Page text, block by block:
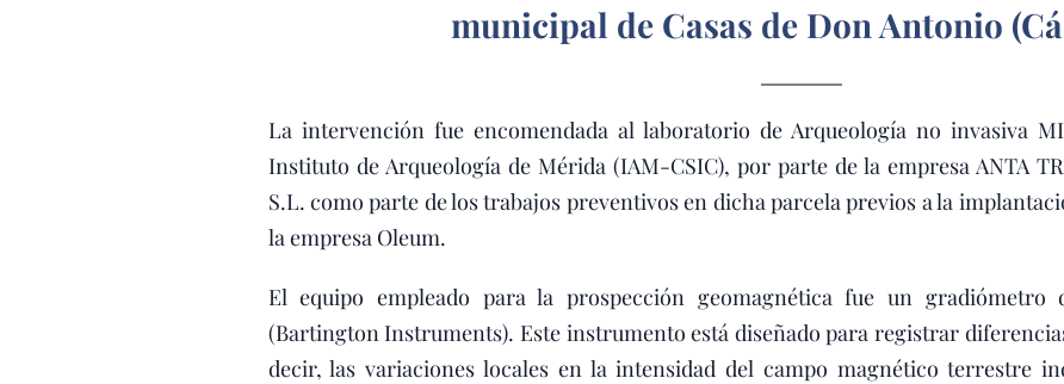
municipal de Casas de Don Antonio
La intervención fue encomendada al laboratorio de Arqueología no invasiva
Instituto de Arqueología de Mérida (IAM-CSIC), por parte de la empresa ANTA
S.L. como parte de los trabajos preventivos en dicha parcela previos a la
la empresa Oleum.
El equipo empleado para la prospección geomagnética fue un gradiómetro
(Bartington Instruments). Este instrumento está diseñado para registrar
decir, las variaciones locales en la intensidad del campo magnético terrestre